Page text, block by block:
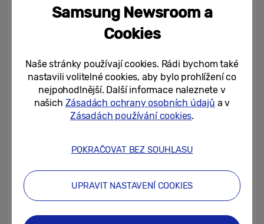
Samsung Art TV, zahrnující modely
FrameaThe Frame Pro, jsou navržené, aby
věrně zobrazovaly umělecká díla s
Samsung Newsroom a
Cookies
Naše stránky používají cookies. Rádi bychom také
nastavili volitelné cookies, aby bylo prohlížení co
nejpohodlnější. Další informace naleznete v
našich Zásadách ochrany osobních údajů a v
Zásadách používání cookies.
POKRAČOVAT BEZ SOUHLASU
UPRAVIT NASTAVENÍ COOKIES